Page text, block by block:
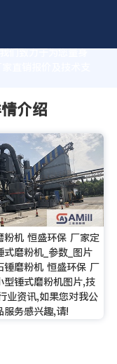
们致力于为您量身
直销报价及技术支
介绍
粉机 恒盛环保 厂家定
式磨粉机_参数_图片
锤磨粉机 恒盛环保 厂
型锤式磨粉机图片,技
业资讯,如果您对我公
服务感兴趣,请!